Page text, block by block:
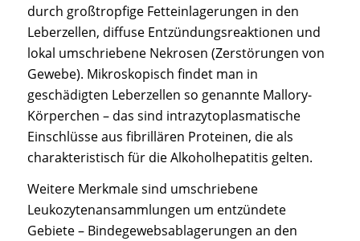
durch großtropfige Fetteinlagerungen in den
Leberzellen, diffuse Entzündungsreaktionen und
lokal umschriebene Nekrosen (Zerstörungen von
Gewebe). Mikroskopisch findet man in
geschädigten Leberzellen so genannte Mallory-
Körperchen – das sind intrazytoplasmatische
Einschlüsse aus fibrillären Proteinen, die als
charakteristisch für die Alkoholhepatitis gelten.
Weitere Merkmale sind umschriebene
Leukozytenansammlungen um entzündete
Gebiete – Bindegewebsablagerungen an den